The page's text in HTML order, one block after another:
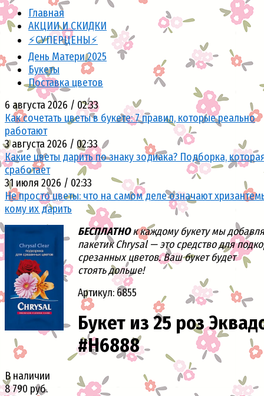
Главная
АКЦИИ И СКИДКИ
⚡СУПЕРЦЕНЫ⚡
День Матери 2025
Букеты
Поставка цветов
6 августа 2026 / 02:33
Как сочетать цветы в букете: 7 правил, которые реально
работают
3 августа 2026 / 02:33
Какие цветы дарить по знаку зодиака? Подборка,
сработает
31 июля 2026 / 02:33
Не просто цветы: что на самом деле означают
кому их дарить
БЕСПЛАТНОк каждому букету мы
пакетик Chrysal — это средство для
срезанных цветов. Ваш букет будет
стоять дольше!
Артикул: 6855
Букет из 25 роз
#H6888
В наличии
8 790 руб.